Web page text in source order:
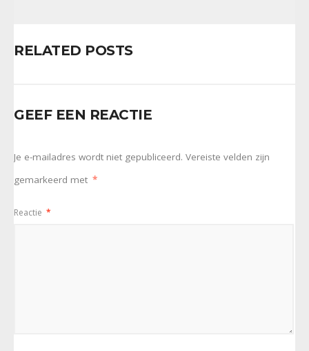
RELATED POSTS
GEEF EEN REACTIE
Je e-mailadres wordt niet gepubliceerd. Vereiste velden zijn
gemarkeerd met *
Reactie *